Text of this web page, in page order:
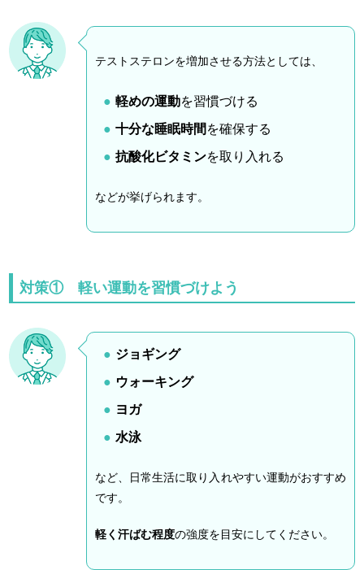
テストステロンを増加させる方法としては、
軽めの運動を習慣づける
十分な睡眠時間 を確保する
抗酸化ビタミンを取り入れる
などが挙げられます。
対策① 軽い運動を習慣づけよう
ジョギング
ウォーキング
ヨガ
水泳
など、日常生活に取り入れやすい運動がおすすめ
です。
軽く汗ばむ程度の強度を目安にしてください。